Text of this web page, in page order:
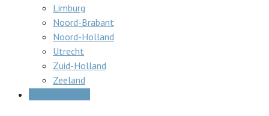
Limburg
Noord-Brabant
Noord-Holland
Utrecht
Zuid-Holland
Zeeland